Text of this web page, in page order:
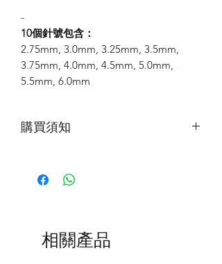
-
10個針號包含：
2.75mm, 3.0mm, 3.25mm, 3.5mm,
3.75mm, 4.0mm, 4.5mm, 5.0mm,
5.5mm, 6.0mm
購買須知
拍照留存。收到商品後請立即檢查看
有無任何問題，若有疑慮，請勿拆
告知產品有問題，很難釐清商品問題
的責任歸屬，恕無法退換貨。
相關產品